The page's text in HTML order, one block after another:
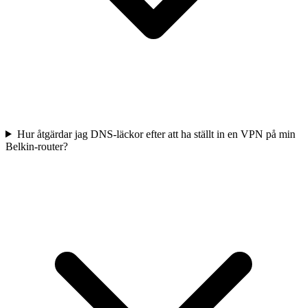
Hur åtgärdar jag DNS-läckor efter att ha ställt in en VPN på min
Belkin-router?